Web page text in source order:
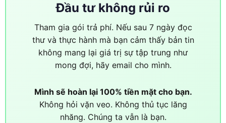
Đầu tư không rủi ro
Tham gia gói trả phí. Nếu sau 7 ngày đọc
thư và thực hành mà bạn cảm thấy bản tin
không mang lại giá trị sự tập trung như
mong đợi, hãy email cho mình.
Mình sẽ hoàn lại 100% tiền mặt cho bạn.
Không hỏi vặn veo. Không thủ tục lăng
nhăng. Chúng ta vẫn là bạn.